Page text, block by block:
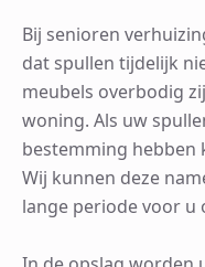
Bij senioren
dat spullen tijdelijk
meubels overbodig
woning. Als uw
bestemming hebben
Wij kunnen deze
lange periode voor u